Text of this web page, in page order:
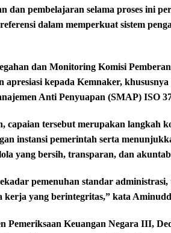
dan pembelajaran selama proses ini
dalam memperkuat sistem
dan Monitoring Komisi
apresiasi kepada Kemnaker,
Anti Penyuapan (SMAP) ISO
capaian tersebut merupakan langkah
instansi pemerintah serta
yang bersih, transparan, dan
pemenuhan standar
kerja yang berintegritas,” kata
Pemeriksaan Keuangan Negara III,